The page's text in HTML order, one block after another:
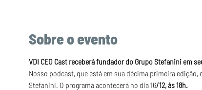
Sobre o evento
VDI CEO Cast receberá fundador do Grupo Stefanini em
Nosso podcast, que está em sua décima primeira
Stefanini. O programa acontecerá no dia 16/12, às 18h.